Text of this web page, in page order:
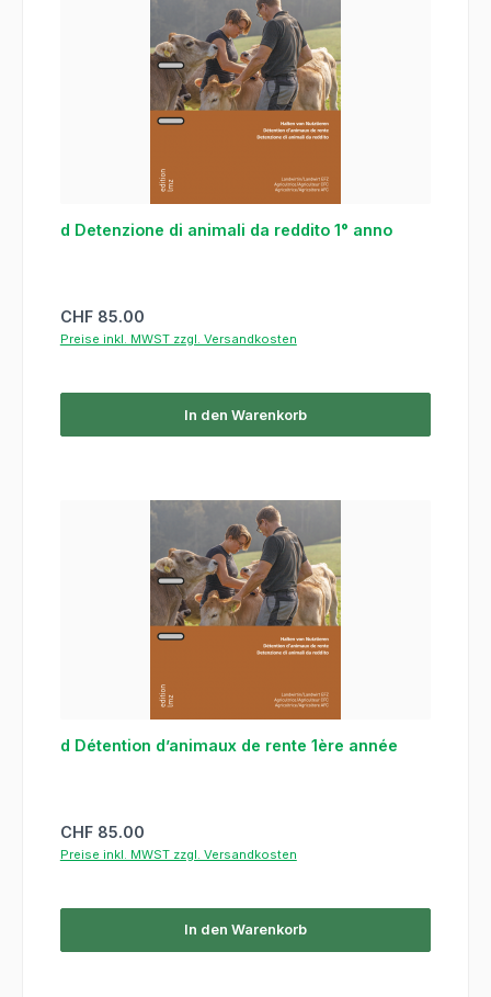
d Detenzione di animali da reddito 1° anno
Regulärer Preis:
CHF 85.00
Preise inkl. MWST zzgl. Versandkosten
In den Warenkorb
d Détention d’animaux de rente 1ère année
Regulärer Preis:
CHF 85.00
Preise inkl. MWST zzgl. Versandkosten
In den Warenkorb